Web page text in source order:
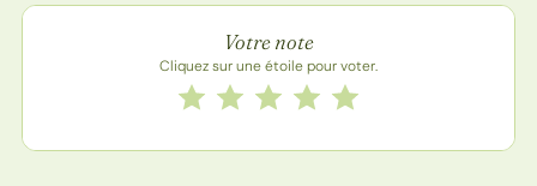
Note de la recette
Votre note
Cliquez sur une étoile pour voter.
Notez cette recette de 1 à 5 étoiles
5 étoiles
4 étoiles
3 étoiles
2 étoiles
1 étoile